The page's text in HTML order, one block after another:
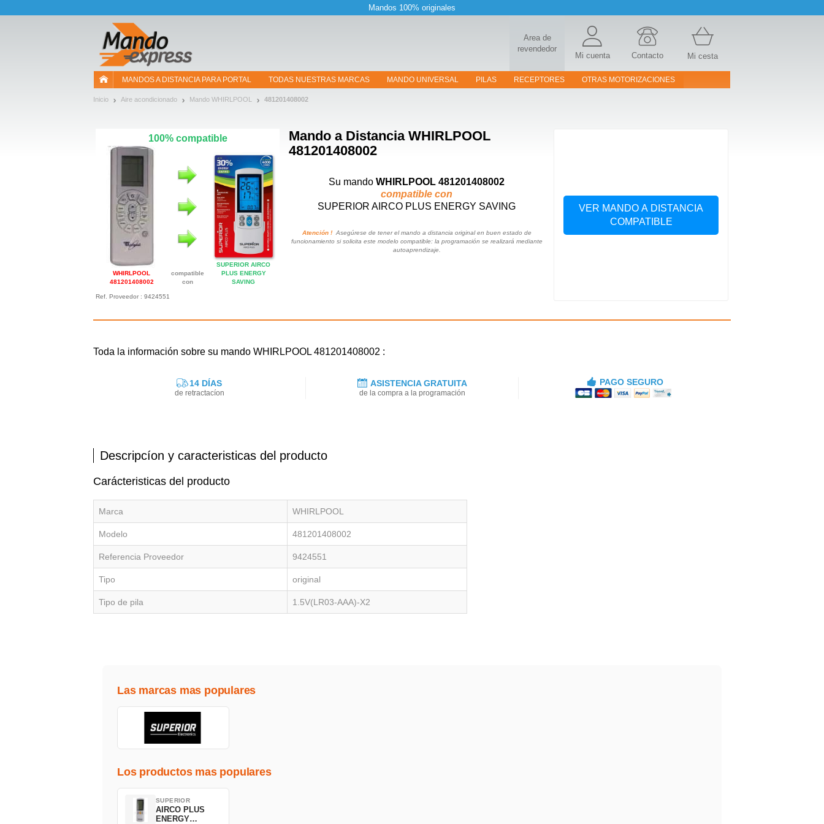
Mandos 100% originales
Area de
revendedor
Mi cuenta Contacto Mi cesta
MANDOS A DISTANCIA PARA PORTAL TODAS NUESTRAS MARCAS MANDO UNIVERSAL PILAS RECEPTORES OTRAS MOTORIZACIONES
Inicio Aire acondicionado Mando WHIRLPOOL 481201408002
Mando a DistanciaWHIRLPOOL
481201408002
100% compatible
WHIRLPOOL
481201408002
compatible
con
SUPERIOR AIRCO
PLUS ENERGY
SAVING
Su mando WHIRLPOOL 481201408002
compatible con
SUPERIOR AIRCO PLUS ENERGY SAVING
Atención !Asegúrese de tener el mando a distancia original en buen estado de
funcionamiento si solicita este modelo compatible: la programación se realizará mediante
autoaprendizaje.
VER MANDO A DISTANCIA
COMPATIBLE
Ref. Proveedor : 9424551
Toda la información sobre su mando WHIRLPOOL 481201408002 :
14 DÍAS
de retractacíon
ASISTENCIA GRATUITA
de la compra a la programación
PAGO SEGURO
Descripcíon y caracteristicas del producto
Carácteristicas del producto
Marca WHIRLPOOL
Modelo 481201408002
Referencia Proveedor 9424551
Tipo original
Tipo de pila 1.5V(LR03-AAA)-X2
Las marcas mas populares
Los productos mas populares
SUPERIOR
AIRCO PLUS
ENERGY